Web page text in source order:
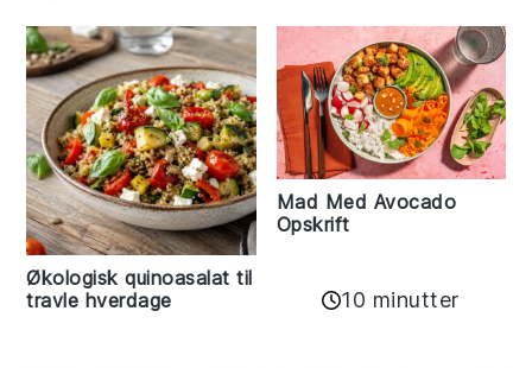
Økologisk quinoasalat til
travle hverdage
Mad Med Avocado
Opskrift
10 minutter